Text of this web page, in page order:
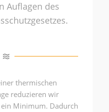
Auflagen des
thermischen
reduzieren wir
Minimum. Dadurch